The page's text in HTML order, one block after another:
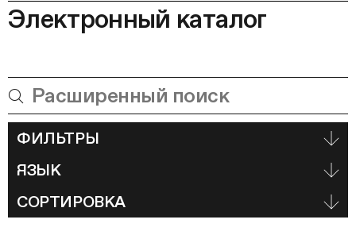
Электронный каталог
ФИЛЬТРЫ
ЯЗЫК
СОРТИРОВКА